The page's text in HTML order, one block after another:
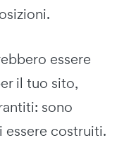
essere
il tuo sito,
sono
essere costruiti.